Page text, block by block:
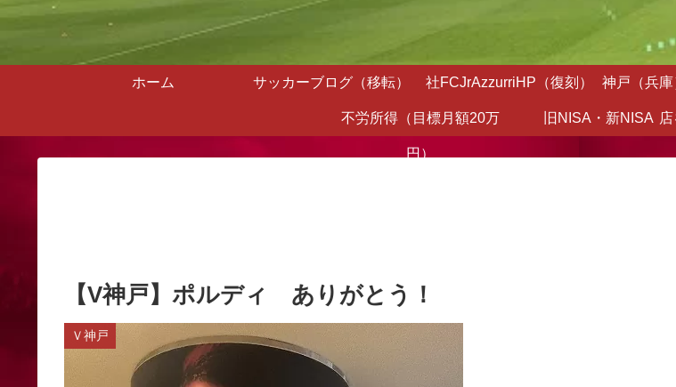
ホーム サッカーブログ（移転） 社FCJrAzzurriHP（復刻） 神戸（兵
不労所得（目標月額20万
円）
旧NISA・新NISA
【V神戸】ポルディ ありがとう！
Ｖ神戸